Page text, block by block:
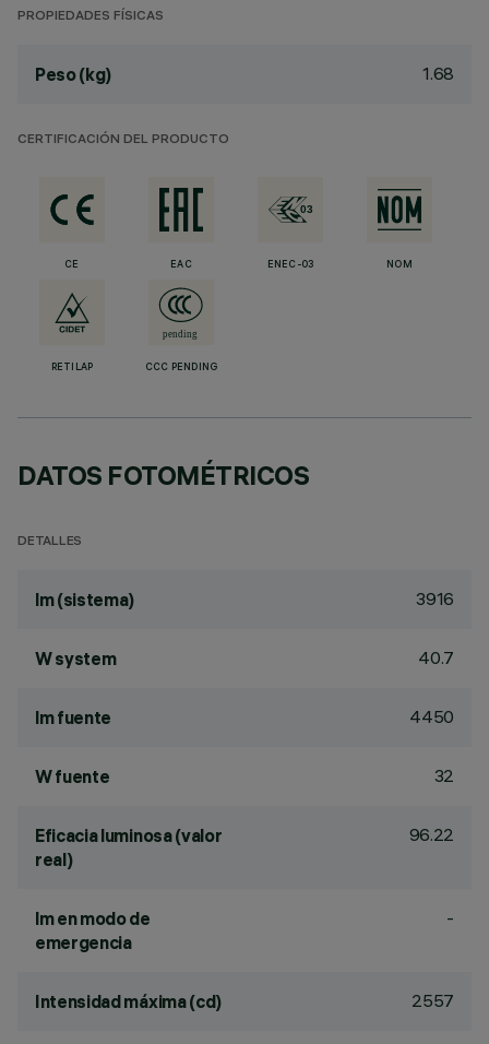
PROPIEDADES FÍSICAS
Peso (kg) 1.68
CERTIFICACIÓN DEL PRODUCTO
CE EAC ENEC-03 NOM
RETILAP CCC PENDING
DATOS FOTOMÉTRICOS
DETALLES
lm (sistema) 3916
W system 40.7
lm fuente 4450
W fuente 32
Eficacia luminosa (valor
real)
96.22
lm en modo de
emergencia
-
Intensidad máxima (cd) 2557